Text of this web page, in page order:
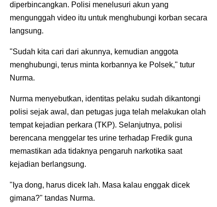
diperbincangkan. Polisi menelusuri akun yang
mengunggah video itu untuk menghubungi korban secara
langsung.
"Sudah kita cari dari akunnya, kemudian anggota
menghubungi, terus minta korbannya ke Polsek," tutur
Nurma.
Nurma menyebutkan, identitas pelaku sudah dikantongi
polisi sejak awal, dan petugas juga telah melakukan olah
tempat kejadian perkara (TKP). Selanjutnya, polisi
berencana menggelar tes urine terhadap Fredik guna
memastikan ada tidaknya pengaruh narkotika saat
kejadian berlangsung.
"Iya dong, harus dicek lah. Masa kalau enggak dicek
gimana?" tandas Nurma.